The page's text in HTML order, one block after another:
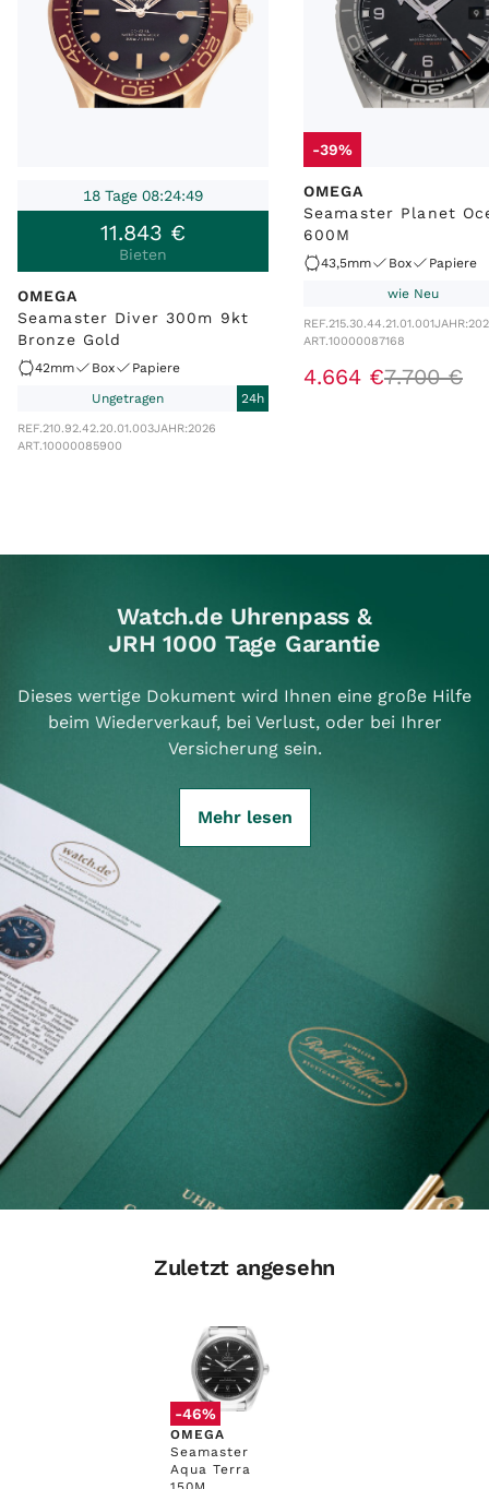
18 Tage 08:24:49
11.843 €
Bieten
OMEGA
Seamaster Diver 300m 9kt
Bronze Gold
42mm Box
Papiere
Ungetragen
24h
REF.210.92.42.20.01.003JAHR:2026
ART.10000085900
-39%
OMEGA
Seamaster Planet
600M
43,5mm Box
Papiere
wie Neu
REF.215.30.44.21.01.001JAHR:
ART.10000087168
4.664 €7.700 €
Watch.de Uhrenpass &
JRH 1000 Tage Garantie
Dieses wertige Dokument wird Ihnen eine große Hilfe
beim Wiederverkauf, bei Verlust, oder bei Ihrer
Versicherung sein.
Mehr lesen
Zuletzt angesehn
OMEGA
Seamaster
Aqua Terra
-46%